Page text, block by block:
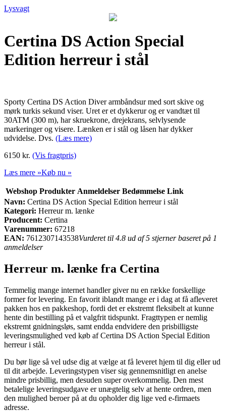
Lysvagt
Certina DS Action Special
Edition herreur i stål
Sporty Certina DS Action Diver armbåndsur med sort skive og
mørk turkis sekund viser. Uret er et dykkerur og er vandtæt til
30ATM (300 m), har skruekrone, drejekrans, selvlysende
markeringer og visere. Lænken er i stål og låsen har dykker
udvidelse. Dvs. (Læs mere)
6150 kr. (Vis fragtpris)
Læs mere »Køb nu »
Webshop Produkter Anmeldelser Bedømmelse Link
Navn: Certina DS Action Special Edition herreur i stål
Kategori: Herreur m. lænke
Producent: Certina
Varenummer: 67218
EAN: 7612307143538Vurderet til 4.8 ud af 5 stjerner baseret på 1
anmeldelser
Herreur m. lænke fra Certina
Temmelig mange internet handler giver nu en række forskellige
former for levering. En favorit iblandt mange er i dag at få afleveret
pakken hos en pakkeshop, fordi det er ekstremt fleksibelt at kunne
hente din bestilling på et valgfrit tidspunkt. Fragttypen er nemlig
ekstremt gnidningsløs, samt endda endvidere den prisbilligste
leveringsmulighed ved køb af Certina DS Action Special Edition
herreur i stål.
Du bør lige så vel udse dig at vælge at få leveret hjem til dig eller ud
til dit arbejde. Leveringstypen viser sig gennemsnitligt en anelse
mindre prisbillig, men desuden super overkommelig. Den mest
betalelige leveringsudgave er unægtelig selv at hente ordren, men
den mulighed beroer på at du opholder dig lige ved e-firmaets
adresse.